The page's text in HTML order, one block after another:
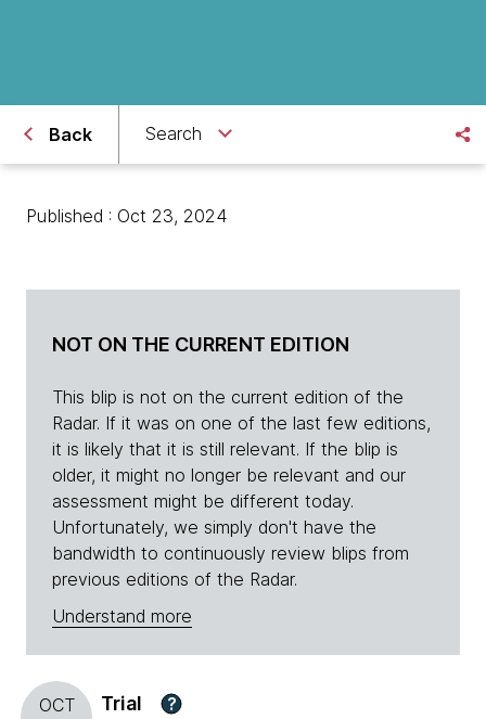
Back Search
Published : Oct 23, 2024
NOT ON THE CURRENT EDITION
This blip is not on the current edition of the
Radar. If it was on one of the last few editions,
it is likely that it is still relevant. If the blip is
older, it might no longer be relevant and our
assessment might be different today.
Unfortunately, we simply don't have the
bandwidth to continuously review blips from
previous editions of the Radar.
Understand more
OCT
Trial ?